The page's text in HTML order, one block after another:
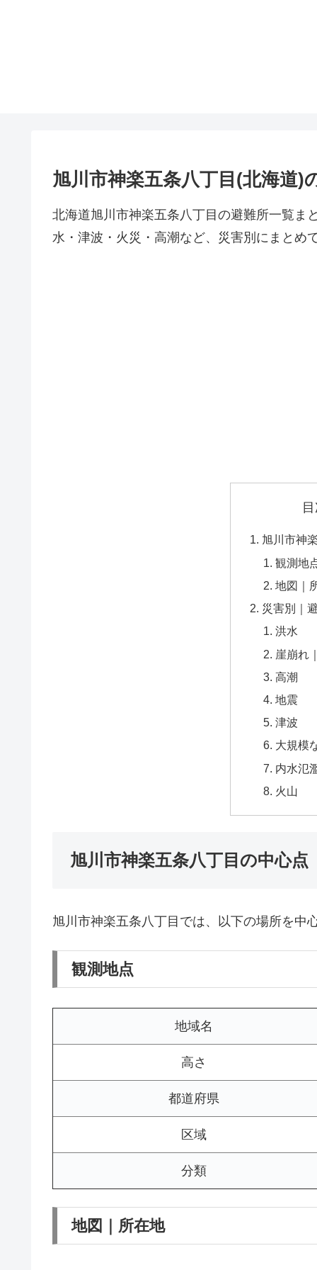
旭川市神楽五条八丁目(北海道)
北海道旭川市神楽五条八丁目の避難所一覧ま
水・津波・火災・高潮など、災害別にまとめ
旭川市神
観測地
地図｜
災害別｜
洪水
崖崩れ
高潮
地震
津波
大規模
内水氾
火山
旭川市神楽五条八丁目の中心点
旭川市神楽五条八丁目では、以下の場所を中
観測地点
地域名
高さ
都道府県
区域
分類
地図｜所在地